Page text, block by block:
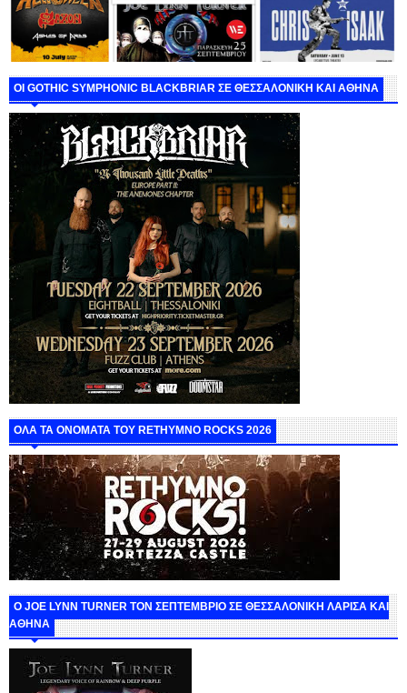
ΟΙ GOTHIC SYMPHONIC BLACKBRIAR ΣΕ ΘΕΣΣΑΛΟΝΙΚΗ ΚΑΙ ΑΘΗΝΑ
ΟΛΑ ΤΑ ΟΝΟΜΑΤΑ ΤΟΥ RETHYMNO ROCKS 2026
O JOE LYNN TURNER ΤΟΝ ΣΕΠΤΕΜΒΡΙΟ ΣΕ ΘΕΣΣΑΛΟΝΙΚΗ ΛΑΡΙΣΑ ΚΑΙ
ΑΘΗΝΑ